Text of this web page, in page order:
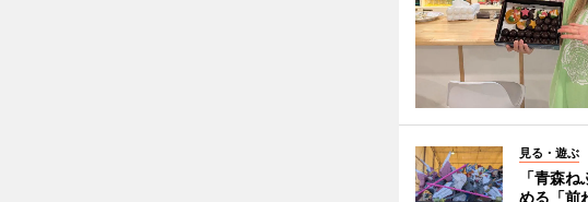
見る・遊ぶ
「青森
める「前